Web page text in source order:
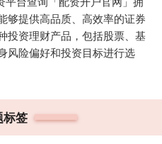
够提供高品质、高效率的证券
投资理财产品，包括股票、基
风险偏好和投资目标进行选
标签